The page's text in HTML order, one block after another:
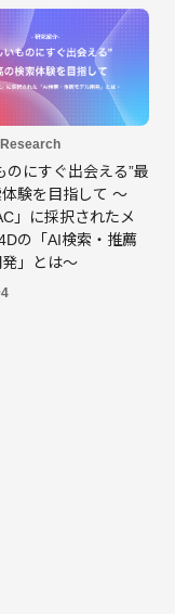
のにすぐ出会える”最
験を目指して 〜
」に採択されたメ
の「AI検索・推薦
」とは〜